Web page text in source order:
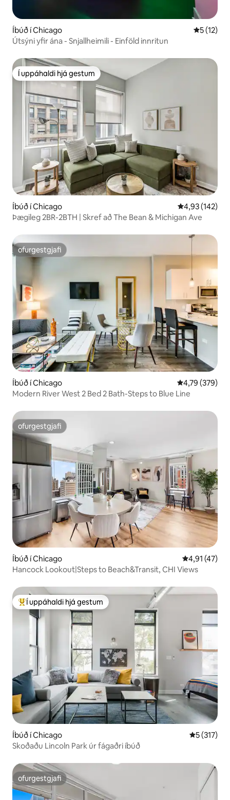
Íbúð í Chicago 5 af 5 í
5 (12)
Útsýni yfir ána - Snjallheimili - Einföld innritun
Í uppáhaldi hjá gestum
Í uppáhaldi hjá gestum
Íbúð í Chicago 4,93 af 5 í
4,93 (142)
Þægileg 2BR-2BTH | Skref að The Bean & Michigan Ave
ofurgestgjafi
ofurgestgjafi
Íbúð í Chicago 4,79 af 5 í
4,79 (379)
Modern River West 2 Bed 2 Bath-Steps to Blue Line
ofurgestgjafi
ofurgestgjafi
Íbúð í Chicago 4,91 af 5 í
4,91 (47)
Hancock Lookout|Steps to Beach&Transit, CHI Views
Í mestu uppáhaldi hjá gestum
Í uppáhaldi hjá gestum
Íbúð í Chicago 5 af 5 í
5 (317)
Skoðaðu Lincoln Park úr fágaðri íbúð
ofurgestgjafi
ofurgestgjafi